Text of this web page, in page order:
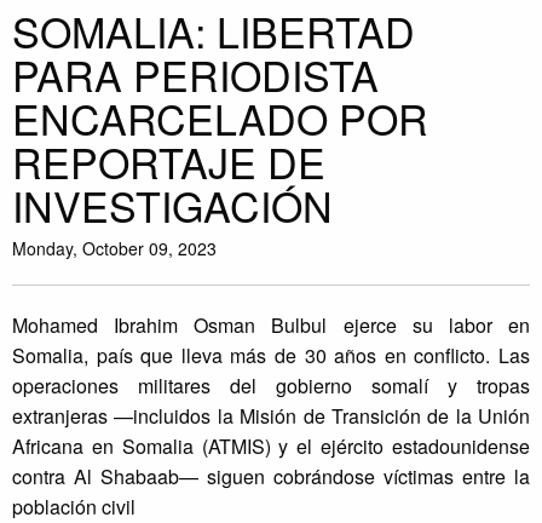
SOMALIA: LIBERTAD
PARA PERIODISTA
ENCARCELADO POR
REPORTAJE DE
INVESTIGACIÓN
Monday, October 09, 2023
Mohamed Ibrahim Osman Bulbul ejerce su labor en
Somalia, país que lleva más de 30 años en conflicto. Las
operaciones militares del gobierno somalí y tropas
extranjeras —incluidos la Misión de Transición de la Unión
Africana en Somalia (ATMIS) y el ejército estadounidense
contra Al Shabaab— siguen cobrándose víctimas entre la
población civil